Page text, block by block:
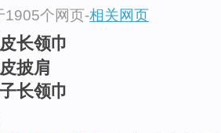
1905个网页-相关网页
长领巾
披肩
长领巾